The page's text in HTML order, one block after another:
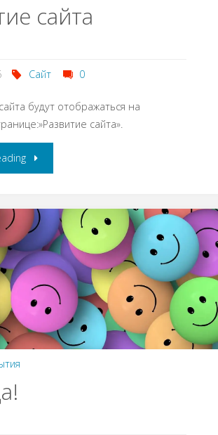
сайта
Сайт 0
будут отображаться на
сайта».